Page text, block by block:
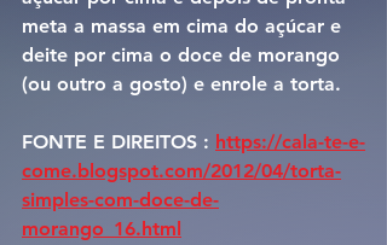
meta a massa em cima do açúcar e
deite por cima o doce de morango
(ou outro a gosto) e enrole a torta.
FONTE E DIREITOS : https://cala-te-e-
come.blogspot.com/2012/04/torta-
simples-com-doce-de-
morango_16.html